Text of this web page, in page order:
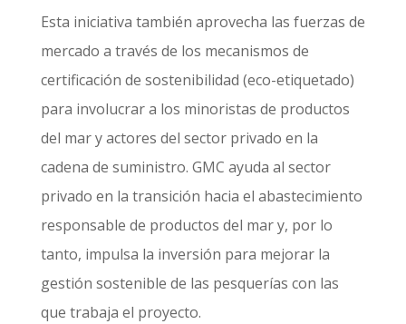
Esta iniciativa también aprovecha las fuerzas de
mercado a través de los mecanismos de
certificación de sostenibilidad (eco-etiquetado)
para involucrar a los minoristas de productos
del mar y actores del sector privado en la
cadena de suministro. GMC ayuda al sector
privado en la transición hacia el abastecimiento
responsable de productos del mar y, por lo
tanto, impulsa la inversión para mejorar la
gestión sostenible de las pesquerías con las
que trabaja el proyecto.